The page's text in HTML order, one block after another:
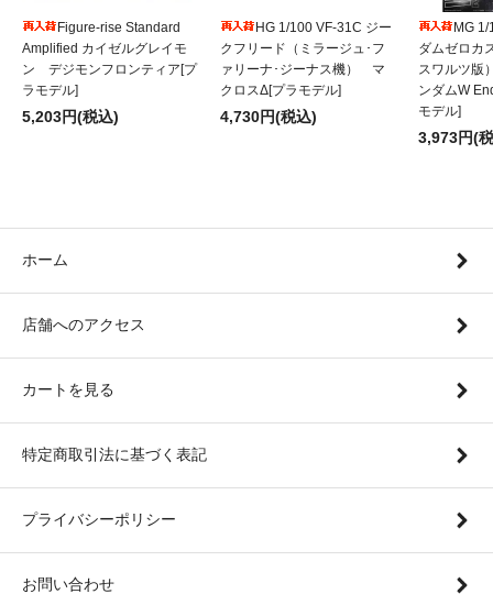
Figure-rise Standard
Amplified カイゼルグレイモ
ン デジモンフロンティア[プ
ラモデル]
5,203円(税込)
HG 1/100 VF-31C ジー
クフリード（ミラージュ･フ
ァリーナ･ジーナス機） マ
クロスΔ[プラモデル]
4,730円(税込)
MG
ダムゼロカ
スワルツ版
ンダムW
モデル]
3,973円(
ホーム
店舗へのアクセス
カートを見る
特定商取引法に基づく表記
プライバシーポリシー
お問い合わせ